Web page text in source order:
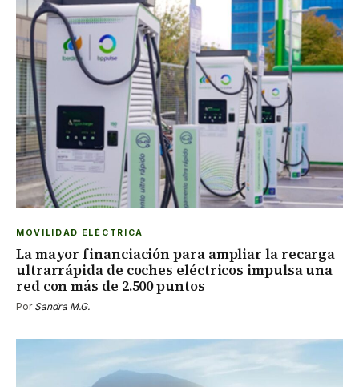
MOVILIDAD ELÉCTRICA
La mayor financiación para ampliar la recarga
ultrarrápida de coches eléctricos impulsa una
red con más de 2.500 puntos
Por Sandra M.G.